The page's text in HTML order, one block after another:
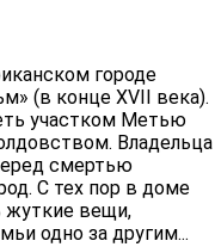
городе
(в конце XVII века).
участком Метью
Владельца
смертью
С тех пор в доме
жуткие вещи,
одно за другим...